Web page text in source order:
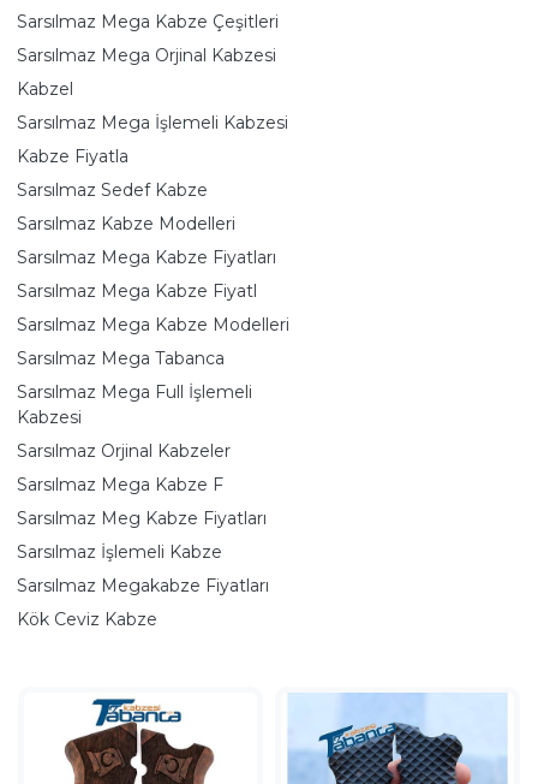
Sarsılmaz Mega Kabze Çeşitleri
Sarsılmaz Mega Orjinal Kabzesi
Kabzel
Sarsılmaz Mega İşlemeli Kabzesi
Kabze Fiyatla
Sarsılmaz Sedef Kabze
Sarsılmaz Kabze Modelleri
Sarsılmaz Mega Kabze Fiyatları
Sarsılmaz Mega Kabze Fiyatl
Sarsılmaz Mega Kabze Modelleri
Sarsılmaz Mega Tabanca
Sarsılmaz Mega Full İşlemeli
Kabzesi
Sarsılmaz Orjinal Kabzeler
Sarsılmaz Mega Kabze F
Sarsılmaz Meg Kabze Fiyatları
Sarsılmaz İşlemeli Kabze
Sarsılmaz Megakabze Fiyatları
Kök Ceviz Kabze